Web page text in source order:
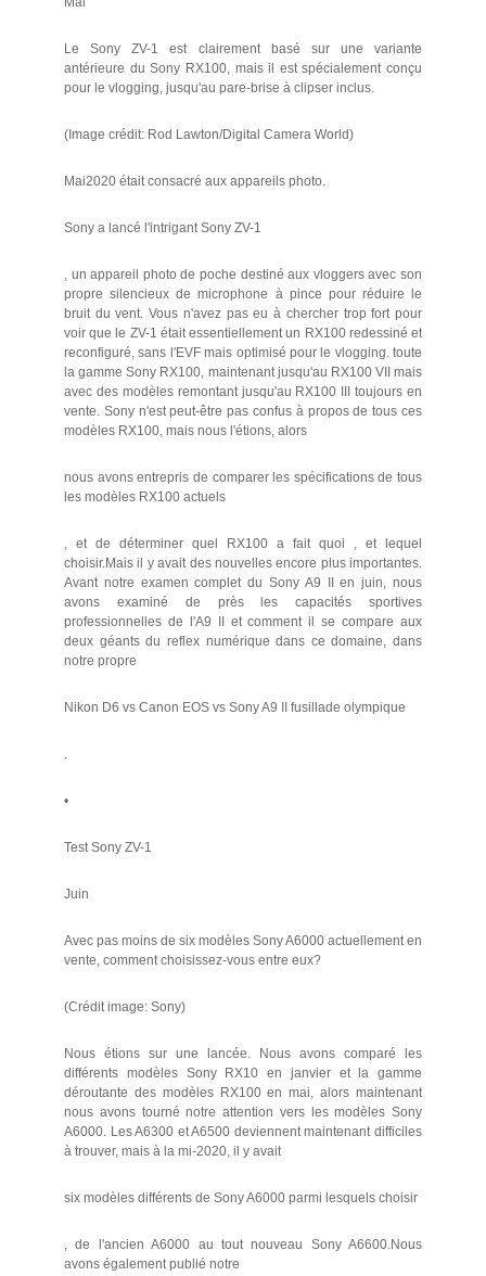
Le Sony ZV-1 est clairement basé sur une variante
antérieure du Sony RX100, mais il est spécialement conçu
pour le vlogging, jusqu'au pare-brise à clipser inclus.
(Image crédit: Rod Lawton/Digital Camera World)
Mai2020 était consacré aux appareils photo.
Sony a lancé l'intrigant Sony ZV-1
, un appareil photo de poche destiné aux vloggers avec son
propre silencieux de microphone à pince pour réduire le
bruit du vent. Vous n'avez pas eu à chercher trop fort pour
voir que le ZV-1 était essentiellement un RX100 redessiné et
reconfiguré, sans l'EVF mais optimisé pour le vlogging. toute
la gamme Sony RX100, maintenant jusqu'au RX100 VII mais
avec des modèles remontant jusqu'au RX100 III toujours en
vente. Sony n'est peut-être pas confus à propos de tous ces
modèles RX100, mais nous l'étions, alors
nous avons entrepris de comparer les spécifications de tous
les modèles RX100 actuels
, et de déterminer quel RX100 a fait quoi , et lequel
choisir.Mais il y avait des nouvelles encore plus importantes.
Avant notre examen complet du Sony A9 II en juin, nous
avons examiné de près les capacités sportives
professionnelles de l'A9 II et comment il se compare aux
deux géants du reflex numérique dans ce domaine, dans
notre propre
Nikon D6 vs Canon EOS vs Sony A9 II fusillade olympique
.
•
Test Sony ZV-1
Juin
Avec pas moins de six modèles Sony A6000 actuellement en
vente, comment choisissez-vous entre eux?
(Crédit image: Sony)
Nous étions sur une lancée. Nous avons comparé les
différents modèles Sony RX10 en janvier et la gamme
déroutante des modèles RX100 en mai, alors maintenant
nous avons tourné notre attention vers les modèles Sony
A6000. Les A6300 et A6500 deviennent maintenant difficiles
à trouver, mais à la mi-2020, il y avait
six modèles différents de Sony A6000 parmi lesquels choisir
, de l'ancien A6000 au tout nouveau Sony A6600.Nous
avons également publié notre